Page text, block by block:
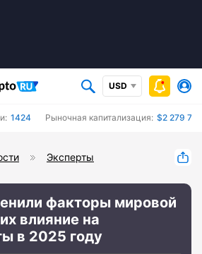
USD
1424 Рыночная капитализация: $2 279
Эксперты
факторы мировой
влияние на
в 2025 году